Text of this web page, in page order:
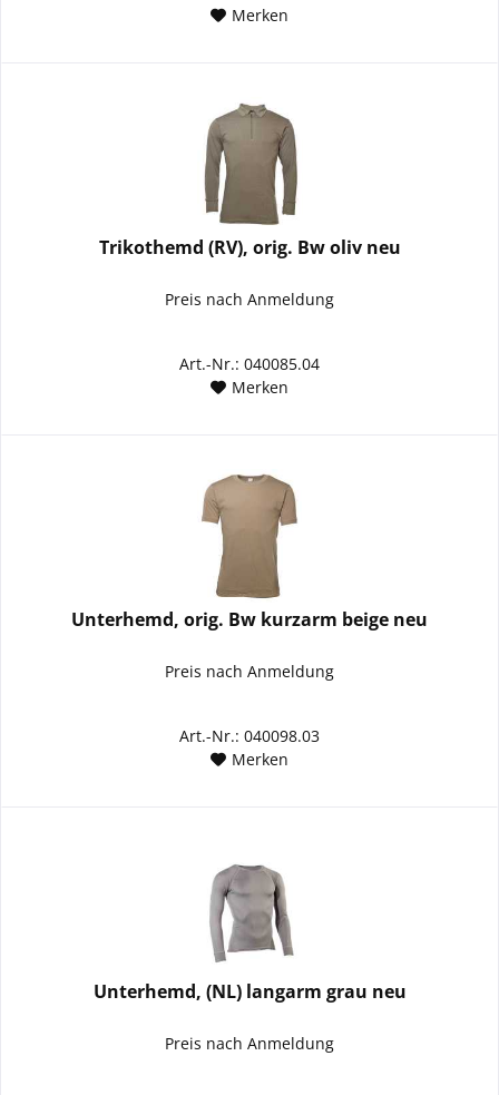
Merken
Trikothemd (RV), orig. Bw oliv neu
Preis nach Anmeldung
Art.-Nr.: 040085.04
Merken
Unterhemd, orig. Bw kurzarm beige neu
Preis nach Anmeldung
Art.-Nr.: 040098.03
Merken
Unterhemd, (NL) langarm grau neu
Preis nach Anmeldung